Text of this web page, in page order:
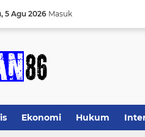
5 Agu 2026 Masuk
Ekonomi Hukum